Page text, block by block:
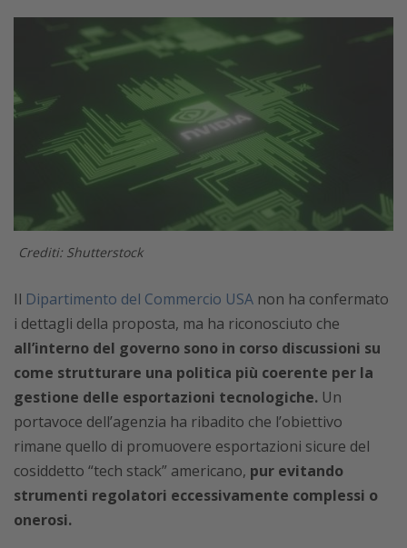
Crediti: Shutterstock
Il Dipartimento del Commercio USA non ha confermato
i dettagli della proposta, ma ha riconosciuto che
all’interno del governo sono in corso discussioni su
come strutturare una politica più coerente per la
gestione delle esportazioni tecnologiche. Un
portavoce dell’agenzia ha ribadito che l’obiettivo
rimane quello di promuovere esportazioni sicure del
cosiddetto “tech stack” americano, pur evitando
strumenti regolatori eccessivamente complessi o
onerosi.